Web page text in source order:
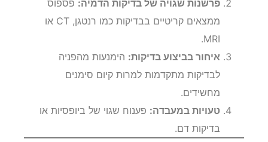
פרשנות שגויה של בדיקות הדמיה: פספוס
ממצאים קריטיים בבדיקות כמו רנטגן, CT או
MRI.
איחור בביצוע בדיקות: הימנעות מהפניה
לבדיקות מתקדמות למרות קיום סימנים
מחשידים.
טעויות במעבדה: פענוח שגוי של ביופסיות או
בדיקות דם.